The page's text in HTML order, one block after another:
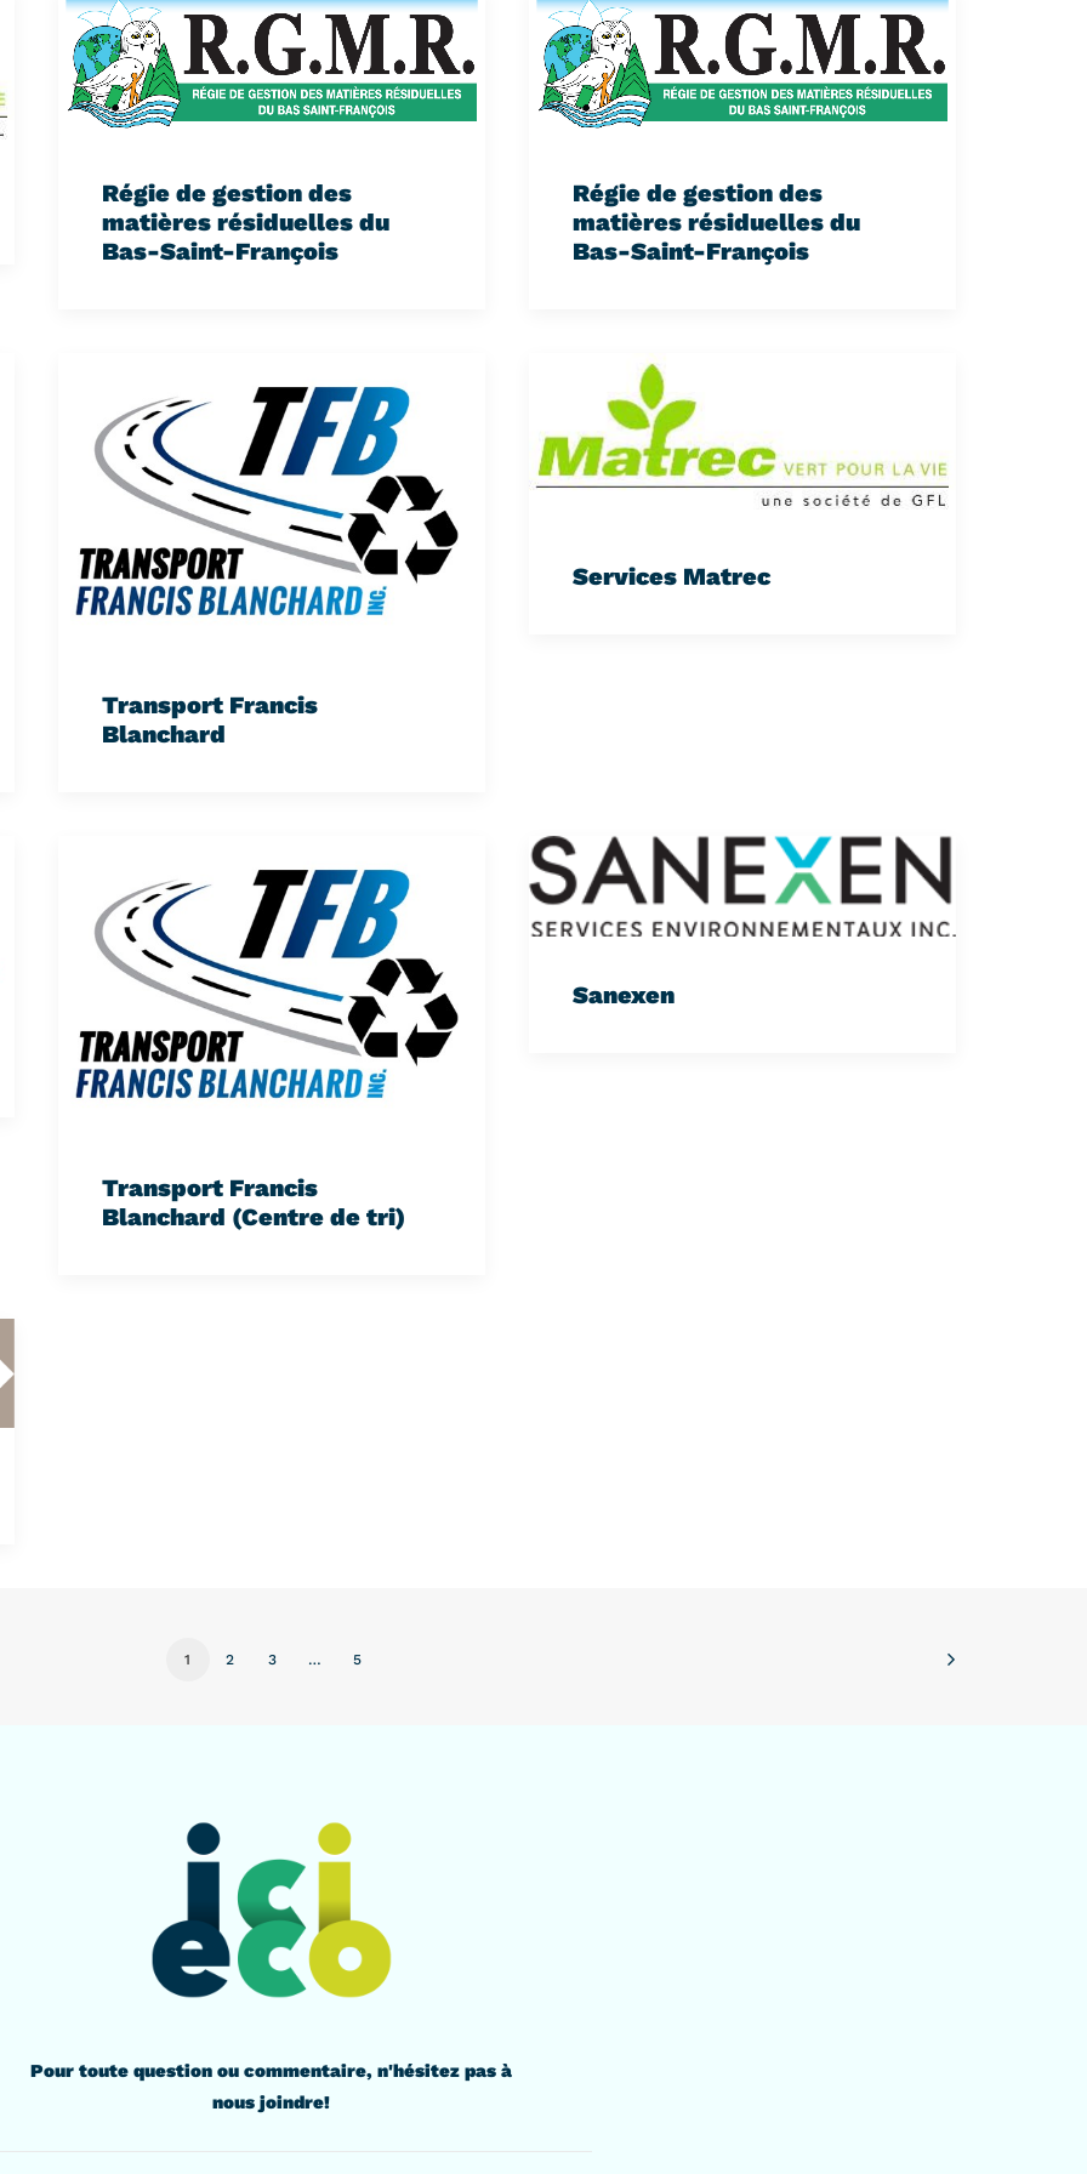
Régie de gestion des
matières résiduelles du
Bas-Saint-François
Régie de gestion des
matières résiduelles du
Bas-Saint-François
Transport Francis
Blanchard
Services Matrec
Transport Francis
Blanchard (Centre de tri)
Sanexen
1 2 3 … 5
Pour toute question ou commentaire, n'hésitez pas à
nous joindre!